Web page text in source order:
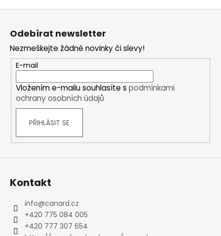
Z
Odebírat newsletter
Nezmeškejte žádné novinky či slevy!
E-mail
Vložením e-mailu souhlasíte s podmínkami
ochrany osobních údajů
PŘIHLÁSIT SE
Kontakt
info@canard.cz
+420 775 084 005
+420 777 307 654